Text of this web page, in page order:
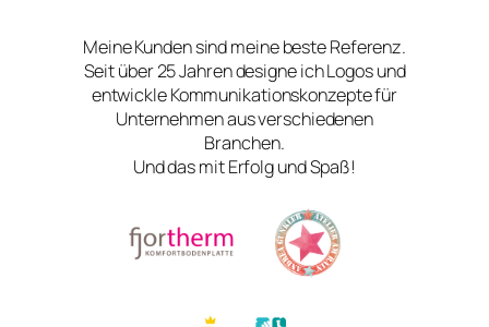
Meine Kunden sind meine beste Referenz.
Seit über 25 Jahren designe ich Logos und
entwickle Kommunikationskonzepte für
Unternehmen aus verschiedenen
Branchen.
Und das mit Erfolg und Spaß!